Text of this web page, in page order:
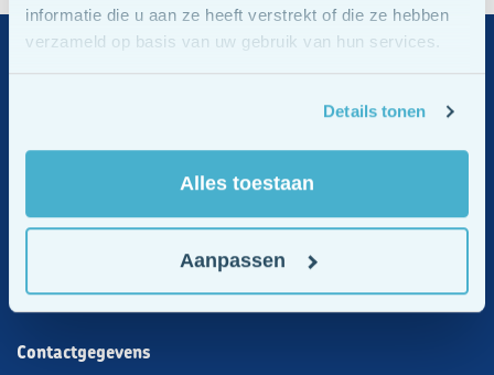
informatie die u aan ze heeft verstrekt of die ze hebben
verzameld op basis van uw gebruik van hun services.
Details tonen
Alles toestaan
Aanpassen
Liever direct contact?Bel of
mail ons gerust
Stuur een mail
Contactgegevens